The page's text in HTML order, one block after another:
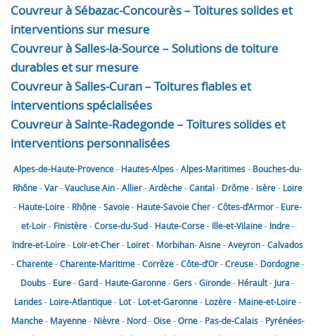
Couvreur à Sébazac-Concourès – Toitures solides et
interventions sur mesure
Couvreur à Salles-la-Source – Solutions de toiture
durables et sur mesure
Couvreur à Salles-Curan – Toitures fiables et
interventions spécialisées
Couvreur à Sainte-Radegonde – Toitures solides et
interventions personnalisées
Alpes-de-Haute-Provence- Hautes-Alpes-Alpes-Maritimes- Bouches-du-
Rhône-Var-VaucluseAin-Allier-Ardèche-Cantal- Drôme- Isère- Loire
- Haute-Loire- Rhône-Savoie- Haute-SavoieCher-Côtes-d’Armor- Eure-
et-Loir- Finistère-Corse-du-Sud- Haute-Corse- Ille-et-Vilaine- Indre-
Indre-et-Loire- Loir-et-Cher- Loiret- Morbihan-Aisne-Aveyron-Calvados
-Charente-Charente-Maritime-Corrèze-Côte-d’Or-Creuse- Dordogne-
Doubs- Eure-Gard- Haute-Garonne-Gers-Gironde- Hérault- Jura-
Landes- Loire-Atlantique- Lot- Lot-et-Garonne- Lozère- Maine-et-Loire-
Manche- Mayenne- Nièvre- Nord-Oise-Orne- Pas-de-Calais- Pyrénées-